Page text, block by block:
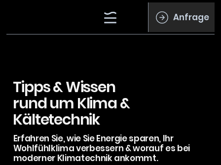
Anfrage
Tipps & Wissen
rund um Klima &
Kältetechnik
Erfahren Sie, wie Sie Energie sparen, Ihr
Wohlfühlklima verbessern & worauf es bei
moderner Klimatechnik ankommt.